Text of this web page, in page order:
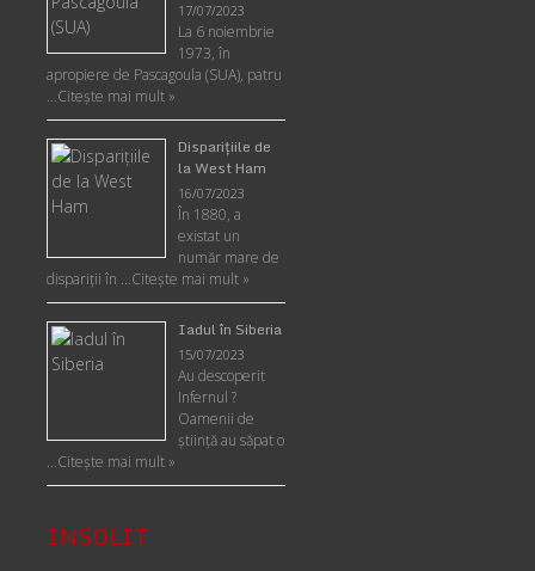
17/07/2023
La 6 noiembrie
1973, în
apropiere de Pascagoula (SUA), patru
…Citește mai mult »
Disparițiile de
la West Ham
16/07/2023
În 1880, a
existat un
număr mare de
dispariții în …Citește mai mult »
Iadul în Siberia
15/07/2023
Au descoperit
Infernul ?
Oamenii de
ştiinţă au săpat o
…Citește mai mult »
INSOLIT